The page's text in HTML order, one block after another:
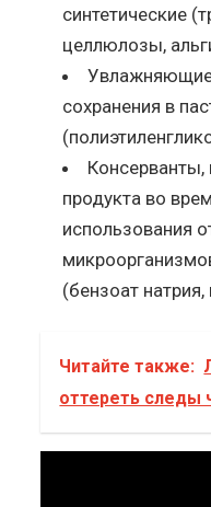
синтетические
целлюлозы,
сохранения в
продукта во
использования
(бензоат
Читайте также:
оттереть следы